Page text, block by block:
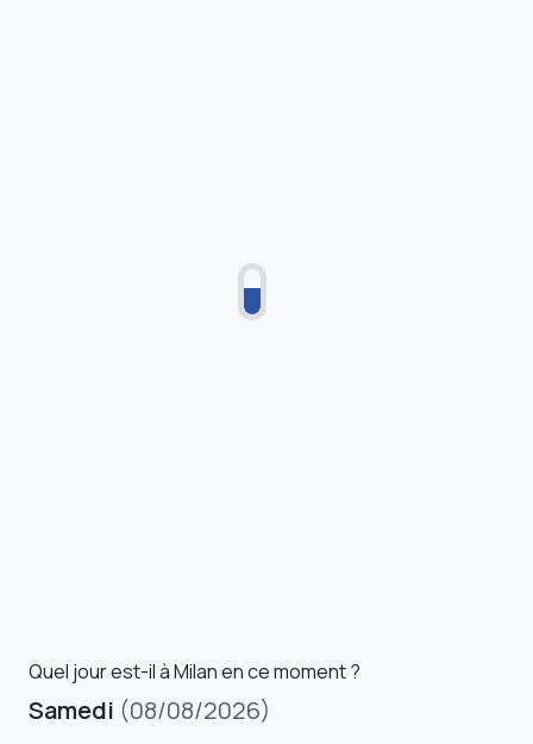
Quel jour est-il à Milan en ce moment ?
Samedi (08/08/2026)